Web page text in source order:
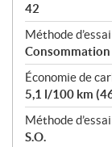
42
Méthode
Économie de
5,1 l/100 km
Méthode
S.O.